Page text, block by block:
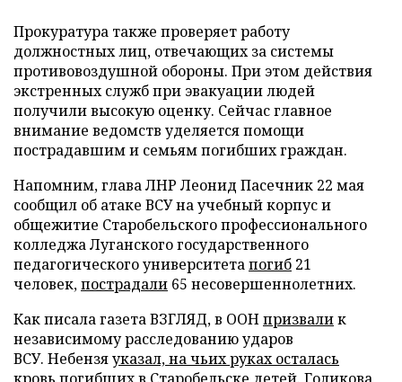
Прокуратура также проверяет работу
должностных лиц, отвечающих за системы
противовоздушной обороны. При этом действия
экстренных служб при эвакуации людей
получили высокую оценку. Сейчас главное
внимание ведомств уделяется помощи
пострадавшим и семьям погибших граждан.
Напомним, глава ЛНР Леонид Пасечник 22 мая
сообщил об атаке ВСУ на учебный корпус и
общежитие Старобельского профессионального
колледжа Луганского государственного
педагогического университетапогиб 21
человек,пострадали 65 несовершеннолетних.
Как писала газета ВЗГЛЯД, в ООНпризвалик
независимому расследованию ударов
ВСУ. Небензяуказал, на чьих руках осталась